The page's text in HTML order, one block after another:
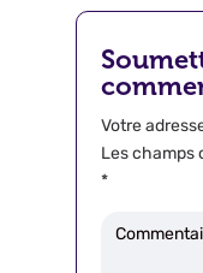
Votre
Les champs
*